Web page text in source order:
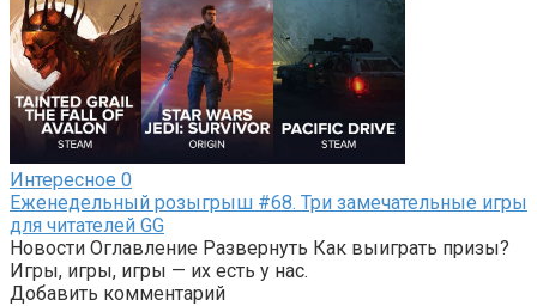
Интересное 0
Еженедельный розыгрыш #68. Три замечательные игры
для читателей GG
Новости Оглавление Развернуть Как выиграть призы?
Игры, игры, игры — их есть у нас.
Добавить комментарий